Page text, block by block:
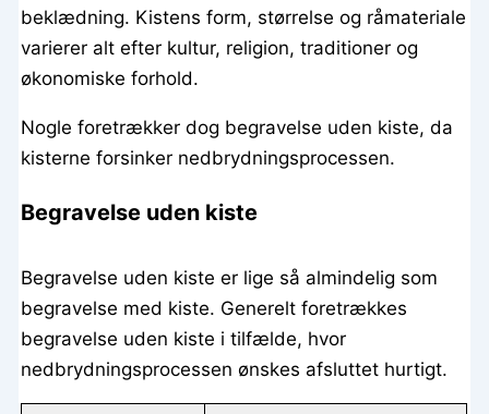
beklædning. Kistens form, størrelse og råmateriale
varierer alt efter kultur, religion, traditioner og
økonomiske forhold.
Nogle foretrækker dog begravelse uden kiste, da
kisterne forsinker nedbrydningsprocessen.
Begravelse uden kiste
Begravelse uden kiste er lige så almindelig som
begravelse med kiste. Generelt foretrækkes
begravelse uden kiste i tilfælde, hvor
nedbrydningsprocessen ønskes afsluttet hurtigt.